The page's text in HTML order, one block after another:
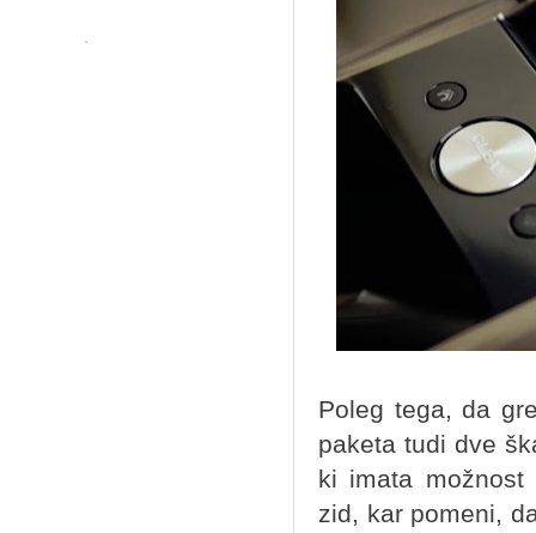
Poleg tega, da
paketa tudi dve
ki imata možnost
zid, kar pomeni,